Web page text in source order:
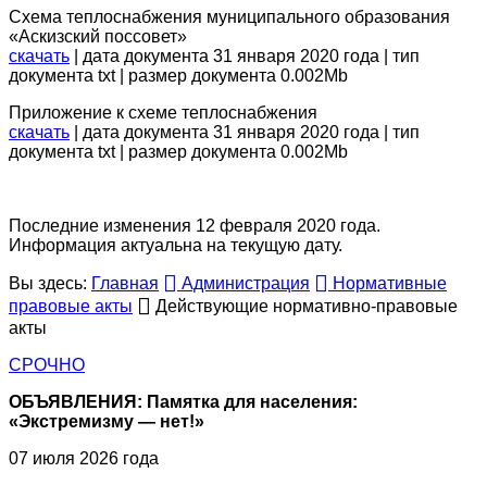
Схема теплоснабжения муниципального образования
«Аскизский поссовет»
скачать | дата документа 31 января 2020 года | тип
документа txt | размер документа 0.002Mb
Приложение к схеме теплоснабжения
скачать | дата документа 31 января 2020 года | тип
документа txt | размер документа 0.002Mb
Последние изменения 12 февраля 2020 года.
Информация актуальна на текущую дату.
Вы здесь: Главная Администрация
Нормативные
правовые акты
Действующие нормативно-правовые
акты
СРОЧНО
ОБЪЯВЛЕНИЯ: Памятка для населения:
«Экстремизму — нет!»
07 июля 2026 года